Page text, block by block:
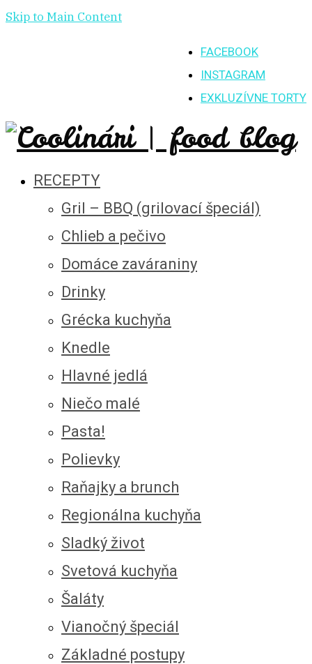
Skip to Main Content
FACEBOOK
INSTAGRAM
EXKLUZÍVNE TORTY
RECEPTY
Gril – BBQ (grilovací špeciál)
Chlieb a pečivo
Domáce zaváraniny
Drinky
Grécka kuchyňa
Knedle
Hlavné jedlá
Niečo malé
Pasta!
Polievky
Raňajky a brunch
Regionálna kuchyňa
Sladký život
Svetová kuchyňa
Šaláty
Vianočný špeciál
Základné postupy